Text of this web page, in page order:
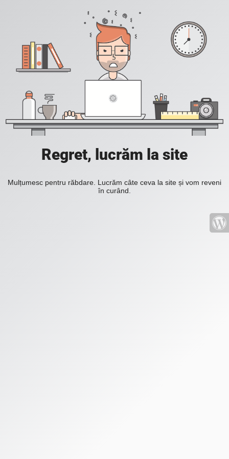
Regret, lucrăm la site
Mulțumesc pentru răbdare. Lucrăm câte ceva la site și vom reveni
în curând.